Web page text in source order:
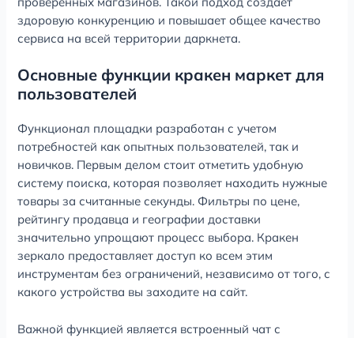
здоровую конкуренцию и повышает общее качество
сервиса на всей территории даркнета.
Основные функции кракен маркет для
пользователей
Функционал площадки разработан с учетом
потребностей как опытных пользователей, так и
новичков. Первым делом стоит отметить удобную
систему поиска, которая позволяет находить нужные
товары за считанные секунды. Фильтры по цене,
рейтингу продавца и географии доставки
значительно упрощают процесс выбора. Кракен
зеркало предоставляет доступ ко всем этим
инструментам без ограничений, независимо от того, с
какого устройства вы заходите на сайт.
Важной функцией является встроенный чат с